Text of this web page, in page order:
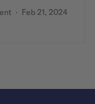
· Feb 21, 2024